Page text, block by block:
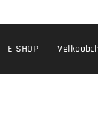
E SHOP